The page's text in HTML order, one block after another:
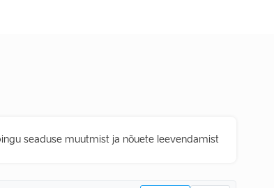
seaduse muutmist ja nõuete leevendamist